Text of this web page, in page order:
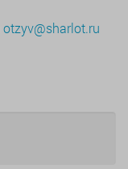
otzyv@sharlot.ru